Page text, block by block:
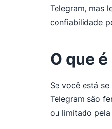
Telegram, mas
confiabilidade
O que
Se você está
Telegram são
ou limitado pela